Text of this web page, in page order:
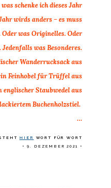
schenke ich dieses Jahr
wirds anders − es muss
was Originelles. Oder
Jedenfalls was Besonderes.
Wanderrucksack aus
Feinhobel für Trüffel aus
englischer Staubwedel aus
Buchenholzstiel.
…
HIER WORT FÜR WORT
*9. DEZEMBER 2021 *